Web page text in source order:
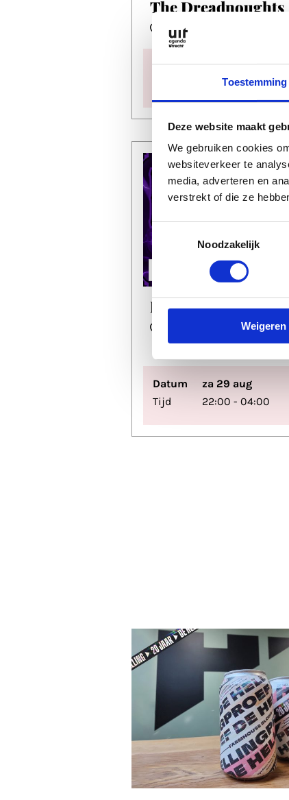
Toestemming
Deze website maakt
We gebruiken cookies
websiteverkeer te
media, adverteren en
verstrekt of die ze
Toestemmingsselectie
Noodzakelijk
Weigeren
The Dreadnoughts
De Helling
Datum
do 13 aug
20:45
NIGHTLIFE
Breakdown
Datum
za 29 aug
Tijd
22:00 - 04:00